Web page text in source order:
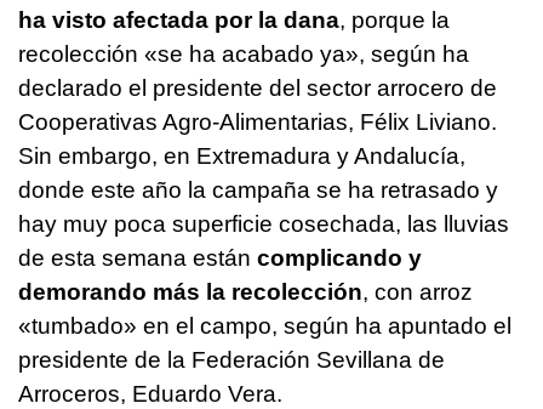
ha visto afectada por la dana, porque la
recolección «se ha acabado ya», según ha
declarado el presidente del sector arrocero de
Cooperativas Agro-Alimentarias, Félix Liviano.
Sin embargo, en Extremadura y Andalucía,
donde este año la campaña se ha retrasado y
hay muy poca superficie cosechada, las lluvias
de esta semana están complicando y
demorando más la recolección, con arroz
«tumbado» en el campo, según ha apuntado el
presidente de la Federación Sevillana de
Arroceros, Eduardo Vera.